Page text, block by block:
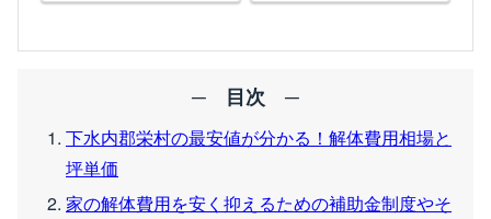
下水内郡栄村の最安値が分かる！解体費用相場と
坪単価
家の解体費用を安く抑えるための補助金制度やそ